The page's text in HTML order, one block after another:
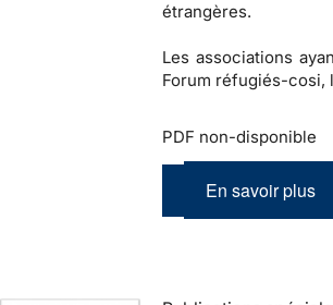
étrangères.
Les associations
Forum réfugiés-cosi,
PDF non-disponible
En savoir plus